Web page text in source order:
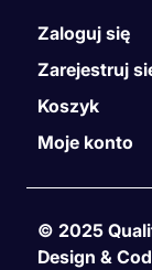
Zaloguj się
Zarejestruj
Koszyk
Moje konto
© 2025
Design &